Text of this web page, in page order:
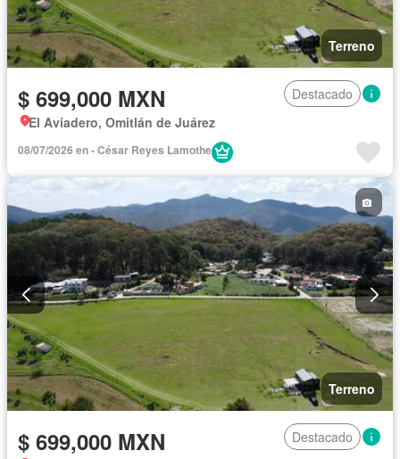
Terreno
$ 699,000 MXN
Destacado
El Aviadero, Omitlán de Juárez
08/07/2026 en - César Reyes Lamothe
Terreno
$ 699,000 MXN
Destacado